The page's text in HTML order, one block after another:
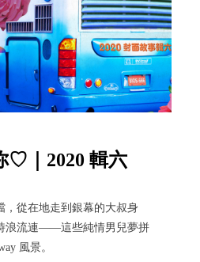
♡｜2020 輯六
，從在地走到銀幕的大叔身
浪流連——這些純情男兒夢拼
風景。